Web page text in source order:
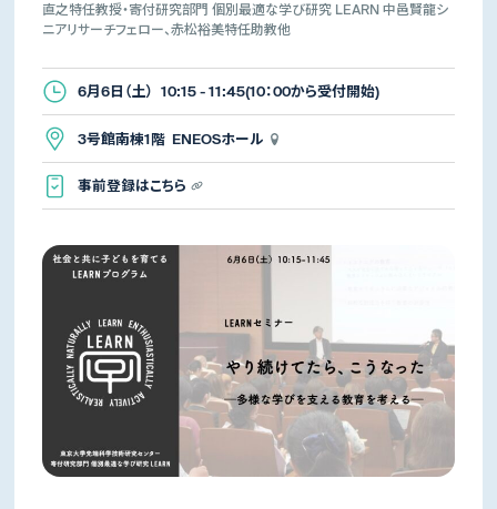
直之特任教授・寄付研究部門 個別最適な学び研究 LEARN 中邑賢龍シ
ニアリサーチフェロー、赤松裕美特任助教他
6月6日（土） 10:15 - 11:45(10：00から受付開始)
3号館南棟1階 ENEOSホール
事前登録はこちら